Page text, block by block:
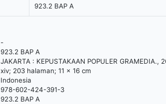
923.2 BAP A
-
923.2 BAP A
JAKARTA : KEPUSTAKAAN POPULER GRAMEDIA.,
xiv; 203 halaman; 11 x 16 cm
Indonesia
978-602-424-391-3
923.2 BAP A